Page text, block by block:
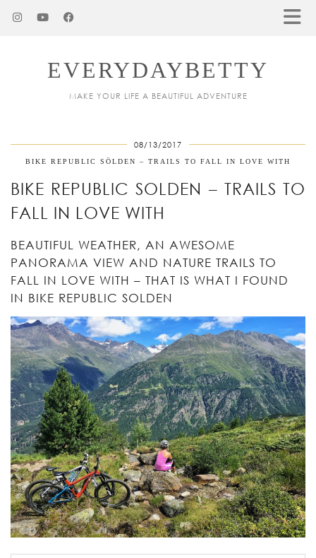
EVERYDAYBETTY
MAKE YOUR LIFE A BEAUTIFUL ADVENTURE
08/13/2017
BIKE REPUBLIC SÖLDEN – TRAILS TO FALL IN LOVE WITH
BIKE REPUBLIC SOLDEN – TRAILS TO
FALL IN LOVE WITH
BEAUTIFUL WEATHER, AN AWESOME
PANORAMA VIEW AND NATURE TRAILS TO
FALL IN LOVE WITH – THAT IS WHAT I FOUND
IN BIKE REPUBLIC SOLDEN